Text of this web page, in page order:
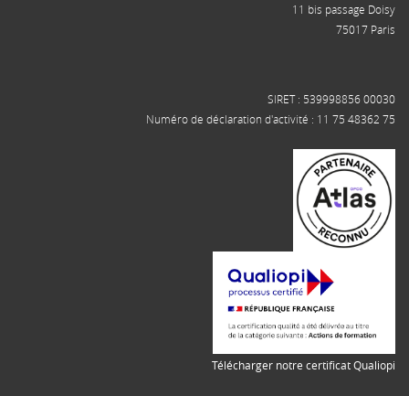
11 bis passage Doisy
75017 Paris
SIRET : 539998856 00030
Numéro de déclaration d'activité : 11 75 48362 75
Télécharger notre certificat Qualiopi